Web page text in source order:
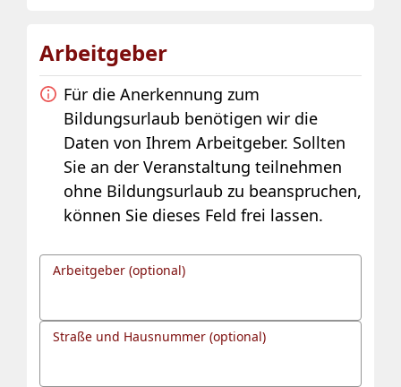
Arbeitgeber
Für die Anerkennung zum
Bildungsurlaub benötigen wir die
Daten von Ihrem Arbeitgeber. Sollten
Sie an der Veranstaltung teilnehmen
ohne Bildungsurlaub zu beanspruchen,
können Sie dieses Feld frei lassen.
Arbeitgeber (optional)
Straße und Hausnummer (optional)